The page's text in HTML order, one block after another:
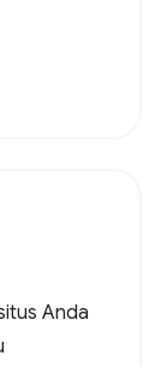
Anda